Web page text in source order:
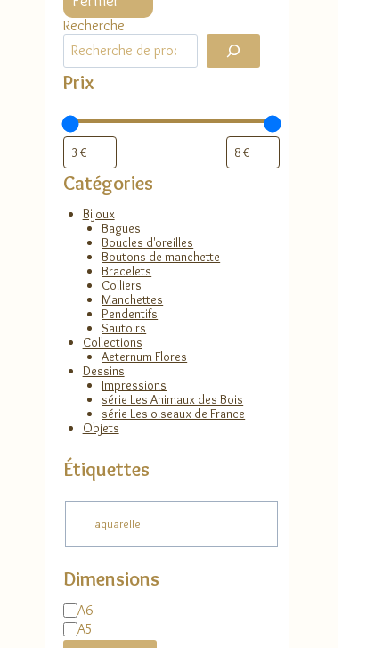
Recherche
Prix
Catégories
Bijoux
Bagues
Boucles d'oreilles
Boutons de manchette
Bracelets
Colliers
Manchettes
Pendentifs
Sautoirs
Collections
Aeternum Flores
Dessins
Impressions
série Les Animaux des Bois
série Les oiseaux de France
Objets
Étiquettes
Étiquette
aquarelle
Dimensions
Dimensions
A6
A5